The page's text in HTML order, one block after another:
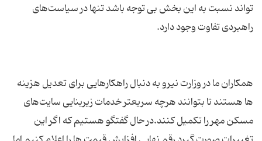
تواند نسبت به این بخش بی توجه باشد تنها در سیاست‌های
همکاران ما در وزارت نیرو به دنبال راهکارهایی برای تعدیل هزینه
ها هستند تا بتوانند هرچه سریعتر خدمات زیربنایی سایت‌های
مسکن مهر را تکمیل کنند.در حال گفتگو هستیم که اگر این